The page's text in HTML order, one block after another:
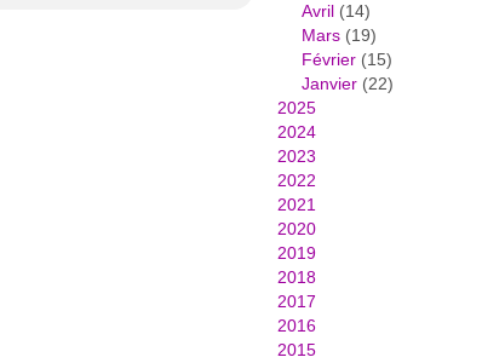
Avril (14)
Mars (19)
Février (15)
Janvier (22)
2025
2024
2023
2022
2021
2020
2019
2018
2017
2016
2015